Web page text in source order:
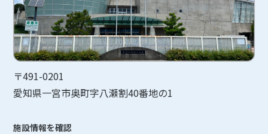
〒491-0201
愛知県一宮市奥町字八瀬割40番地の1
施設情報を確認